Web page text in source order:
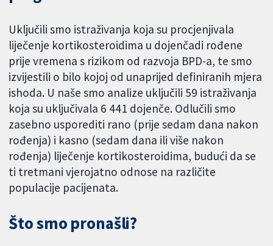
Uključili smo istraživanja koja su procjenjivala
liječenje kortikosteroidima u dojenčadi rođene
prije vremena s rizikom od razvoja BPD-a, te smo
izvijestili o bilo kojoj od unaprijed definiranih mjera
ishoda. U naše smo analize uključili 59 istraživanja
koja su uključivala 6 441 dojenče. Odlučili smo
zasebno usporediti rano (prije sedam dana nakon
rođenja) i kasno (sedam dana ili više nakon
rođenja) liječenje kortikosteroidima, budući da se
ti tretmani vjerojatno odnose na različite
populacije pacijenata.
Što smo pronašli?